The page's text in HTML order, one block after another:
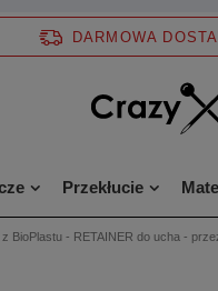
DARMOWA
Przekłucie
BioPlastu - RETAINER do ucha -